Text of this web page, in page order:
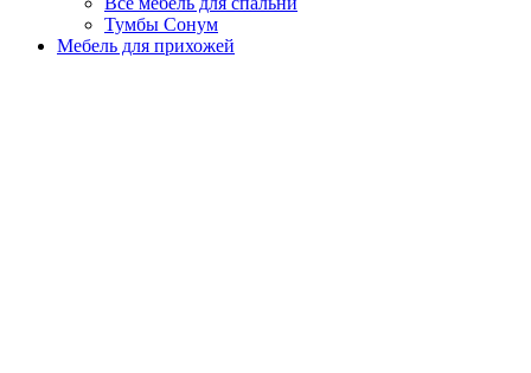
Тумбы Сонум
Мебель для прихожей